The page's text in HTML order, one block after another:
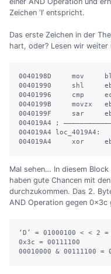
Zeichen ‘I’ entspricht.
Das erste Zeichen in der
hart, oder? Lesen wir
0040198D     mov
00401990     shl
00401996     cmp
0040199B     movzx
0040199F     sar
004019A4 ;
004019A4 loc_4019A4:
004019A4     xor
Mal sehen… In diesem
haben gute Chancen mit
durchzukommen. Das 2.
AND Operation gegen 0x3c
‘D’ = 01000100 < < 2 =
0x3c = 00111100
00010000 & 00111100 =